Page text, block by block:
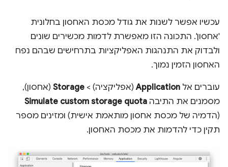
עכשיו אפשר לשנות את גודל מכסת האחסון בחלונית
'אחסון'. התכונה הזו מאפשרת לדמות מכשירים שונים
ולבדוק את התנהגות האפליקציות בתרחישים שבהם נפח
האחסון הזמין נמוך.
עוברים אל Application(אפליקציה) > Storage (אחסון),
מסמנים את התיבה Simulate custom storage quota
(הדמיה של מכסת אחסון מותאמת אישית) ומזינים מספר
תקין כדי להדמות את מכסת האחסון.